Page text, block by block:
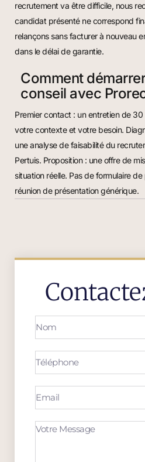
recrutement va être difficile, nous
candidat présenté ne correspond
relançons sans facturer à nouveau
dans le délai de garantie.
Comment
conseil avec
Premier contact : un entretien de
votre contexte et votre besoin.
une analyse de faisabilité du
Pertuis. Proposition : une offre de
situation réelle. Pas de formulaire
réunion de présentation générique.